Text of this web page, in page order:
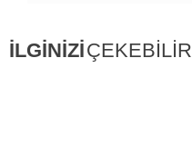
İLGİNİZİÇEKEBİLİR